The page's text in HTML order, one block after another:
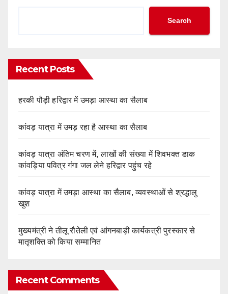
Search
Recent Posts
हरकी पौड़ी हरिद्वार में उमड़ा आस्था का सैलाब
कांवड़ यात्रा में उमड़ रहा है आस्था का सैलाब
कांवड़ यात्रा अंतिम चरण में, लाखों की संख्या में शिवभक्त डाक
कांवड़िया पवित्र गंगा जल लेने हरिद्वार पहुंच रहे
कांवड़ यात्रा में उमड़ा आस्था का सैलाब, व्यवस्थाओं से श्रद्धालु
खुश
मुख्यमंत्री ने तीलू रौतेली एवं आंगनबाड़ी कार्यकत्री पुरस्कार से
मातृशक्ति को किया सम्मानित
Recent Comments